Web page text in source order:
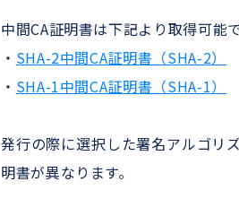
中間CA証明書は下記より取得可能で
・ SHA-2中間CA証明書（SHA-2）
・ SHA-1中間CA証明書（SHA-1）
発行の際に選択した署名アルゴリ
明書が異なります。